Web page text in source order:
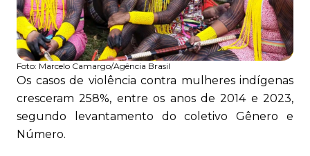
Foto: Marcelo Camargo/Agência Brasil
Os casos de violência contra mulheres indígenas
cresceram 258%, entre os anos de 2014 e 2023,
segundo levantamento do coletivo Gênero e
Número.